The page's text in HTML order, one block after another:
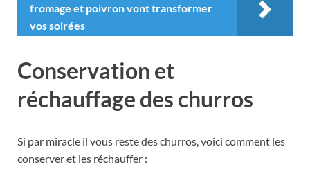
fromage et poivron vont transformer
vos soirées
Conservation et
réchauffage des churros
Si par miracle il vous reste des churros, voici comment les
conserver et les réchauffer :